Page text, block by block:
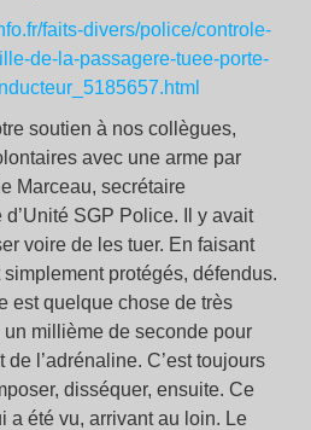
faits-divers/police/controle-
de-la-passagere-tuee-porte-
soutien à nos collègues,
avec une arme par
Marceau, secrétaire
SGP Police. Il y avait
voire de les tuer. En faisant
protégés, défendus.
est quelque chose de très
millième de seconde pour
l’adrénaline. C’est toujours
disséquer, ensuite. Ce
a été vu, arrivant au loin. Le